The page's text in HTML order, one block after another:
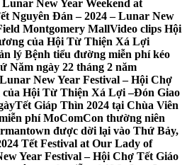
Lunar New Year Weekend at
Nguyên Đán – 2024 – Lunar New
Montgomery MallVideo clips Hội
của Hội Từ Thiện Xá Lợi
lý Bệnh tiểu đường miễn phí kéo
Năm ngày 22 tháng 2 năm
New Year Festival – Hội Chợ
Hội Từ Thiện Xá Lợi –Đón Giao
Giáp Thìn 2024 tại Chùa Viên
phí MoComCon thường niên
được dời lại vào Thứ Bảy,
Tết Festival at Our Lady of
Year Festival – Hội Chợ Tết Giáo